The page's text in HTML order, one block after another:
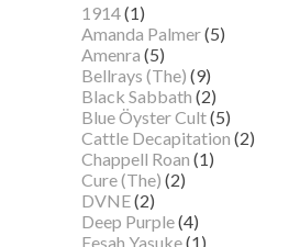
1914(1)
Amanda Palmer(5)
Amenra (5)
Bellrays (The) (9)
Black Sabbath (2)
Blue Öyster Cult(5)
Cattle Decapitation (2)
Chappell Roan (1)
Cure (The) (2)
DVNE(2)
Deep Purple(4)
Eesah Yasuke(1)